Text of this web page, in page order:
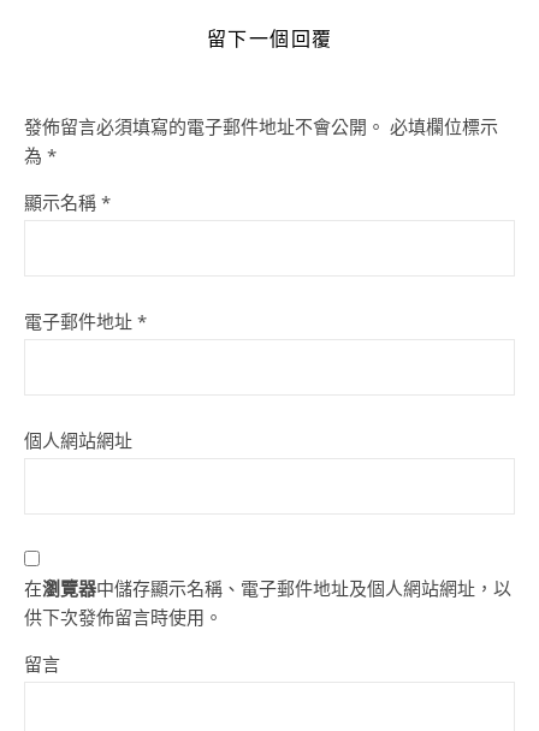
留下一個回覆
發佈留言必須填寫的電子郵件地址不會公開。 必填欄位標示
為 *
顯示名稱 *
電子郵件地址 *
個人網站網址
在瀏覽器中儲存顯示名稱、電子郵件地址及個人網站網址，以
供下次發佈留言時使用。
留言